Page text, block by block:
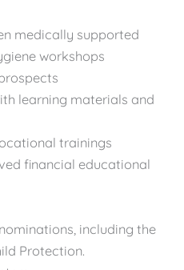
medically supported
workshops
learning materials and
trainings
financial educational
including the
Protection.